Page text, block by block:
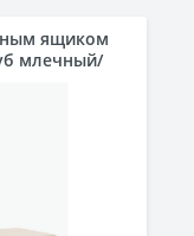
ящиком
млечный/